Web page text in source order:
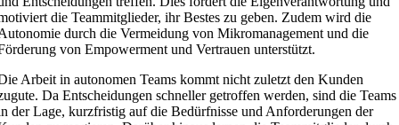
die Teammitglieder, ihr Bestes zu geben. Zudem wird die
durch die Vermeidung von Mikromanagement und die
von Empowerment und Vertrauen unterstützt.
Arbeit in autonomen Teams kommt nicht zuletzt den Kunden
Da Entscheidungen schneller getroffen werden, sind die Teams
der Lage, kurzfristig auf die Bedürfnisse und Anforderungen der